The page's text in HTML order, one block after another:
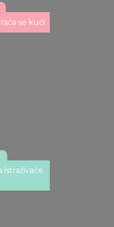
Caféa Centrál
se kući
istraživače